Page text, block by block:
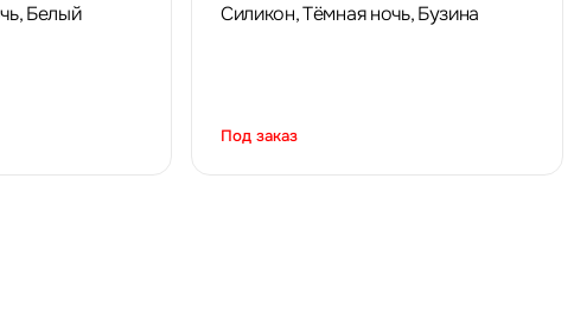
Белый
Силикон, Тёмная ночь, Бузина
Под заказ